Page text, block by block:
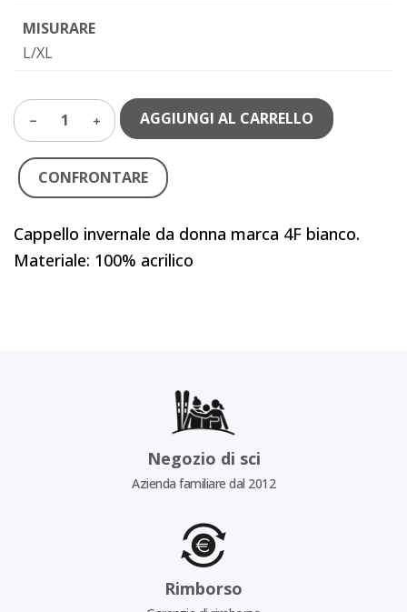
MISURARE
L/XL
1 AGGIUNGI AL CARRELLO
CONFRONTARE
Cappello invernale da donna marca 4F bianco.
Materiale: 100% acrilico
Negozio di sci
Azienda familiare dal 2012
Rimborso